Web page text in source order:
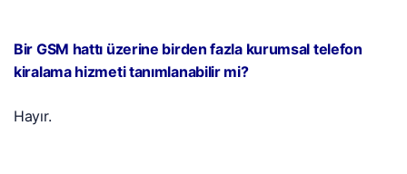
Bir GSM hattı üzerine birden fazla kurumsal telefon
kiralama hizmeti tanımlanabilir mi?
Hayır.